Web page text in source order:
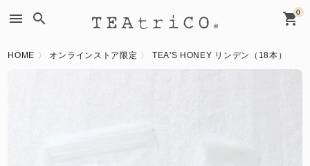
menu search 0
shopping_cart
HOME オンラインストア限定 TEA'S HONEY リンデン（18本）